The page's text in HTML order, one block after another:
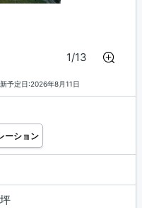
1/13
予定日:2026年8月11日
ーション